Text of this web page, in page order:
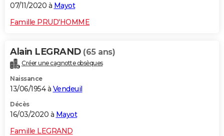
S'inscrire
Se connecter
Lycées
Collèges
Primaires
Universités
Entreprises
Service militaire
Avis de recherche
AVIS DE DÉCÈS
FORUM
Bricolage
Lifestyle
Culture
Sport
Auto
Television
Voyage
Cinema
07/11/2020 à Mayot
Famille PRUD'HOMME
Alain LEGRAND (65 ans)
Créer une cagnotte obsèques
Naissance
13/06/1954 à Vendeuil
Décès
16/03/2020 à Mayot
Famille LEGRAND